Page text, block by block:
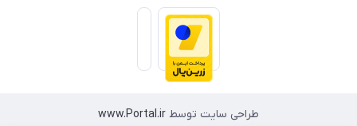
طراحی سایت توسط www.Portal.ir